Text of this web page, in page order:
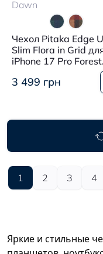
Чехол Pitaka Edge
Slim Flora in Grid
iPhone 17 Pro Forest
3 499 грн
1 2 3 4
Яркие и стильные